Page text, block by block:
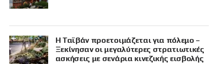
Η Ταϊβάν προετοιμάζεται για πόλεμο –
Ξεκίνησαν οι μεγαλύτερες στρατιωτικές
ασκήσεις με σενάρια κινεζικής εισβολής